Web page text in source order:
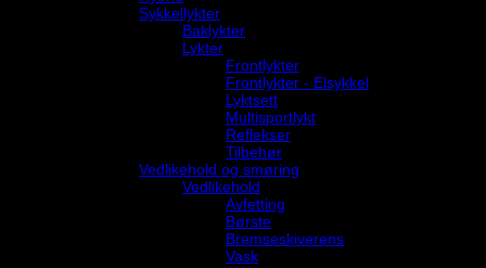
Sykkellykter
Baklykter
Lykter
Frontlykter
Frontlykter - Elsykkel
Lyktsett
Multisportlykt
Reflekser
Tilbehør
Vedlikehold og smøring
Vedlikehold
Avfetting
Børste
Bremseskiverens
Vask